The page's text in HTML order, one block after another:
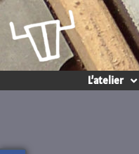
L’atelier